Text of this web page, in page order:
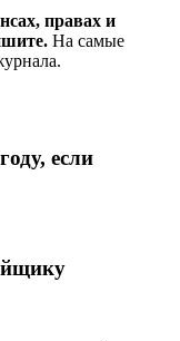
правах и
На самые
если